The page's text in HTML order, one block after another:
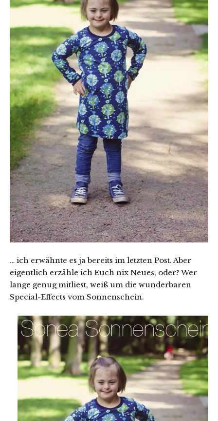
… ich erwähnte es ja bereits im letzten Post. Aber
eigentlich erzähle ich Euch nix Neues, oder? Wer
lange genug mitliest, weiß um die wunderbaren
Special-Effects vom Sonnenschein.